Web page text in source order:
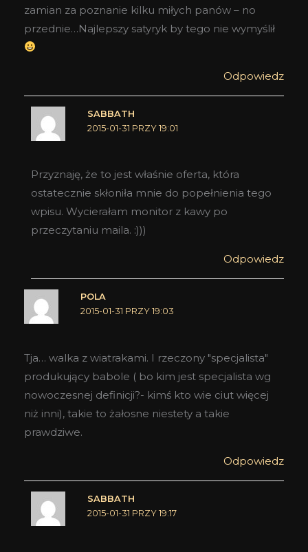
zamian za poznanie kilku miłych panów – no
przednie…Najlepszy satyryk by tego nie wymyślił
Odpowiedz
SABBATH
2015-01-31 PRZY 19:01
Przyznaję, że to jest właśnie oferta, która
ostatecznie skłoniła mnie do popełnienia tego
wpisu. Wycierałam monitor z kawy po
przeczytaniu maila. :)))
Odpowiedz
POLA
2015-01-31 PRZY 19:03
Tja… walka z wiatrakami. I rzeczony "specjalista"
produkujący babole ( bo kim jest specjalista wg
nowoczesnej definicji?- kimś kto wie ciut więcej
niż inni), takie to żałosne niestety a takie
prawdziwe.
Odpowiedz
SABBATH
2015-01-31 PRZY 19:17